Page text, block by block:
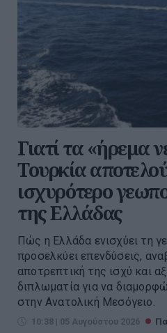
Γιατί τα «ήρεμα
Τουρκία
ισχυρότερο
της Ελλάδας
Πώς η Ελλάδα ενισχύει τη
προσελκύει επενδύσεις,
αποτρεπτική της ισχύ και
διπλωματία για να
στην Ανατολική Μεσόγειο.
10:38 | 05 Αυγούστου 2026